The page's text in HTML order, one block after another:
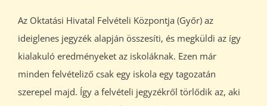
Az Oktatási Hivatal Felvételi Központja (Győr) az
ideiglenes jegyzék alapján összesíti, és megküldi az így
kialakuló eredményeket az iskoláknak. Ezen már
minden felvételiző csak egy iskola egy tagozatán
szerepel majd. Így a felvételi jegyzékről törlődik az, aki